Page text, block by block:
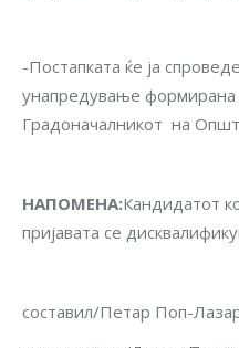
-Постапката ќе ја
унапредување формирана
Градоначалникот на
НАПОМЕНА:Кандидатот
пријавата се
составил/Петар Поп-